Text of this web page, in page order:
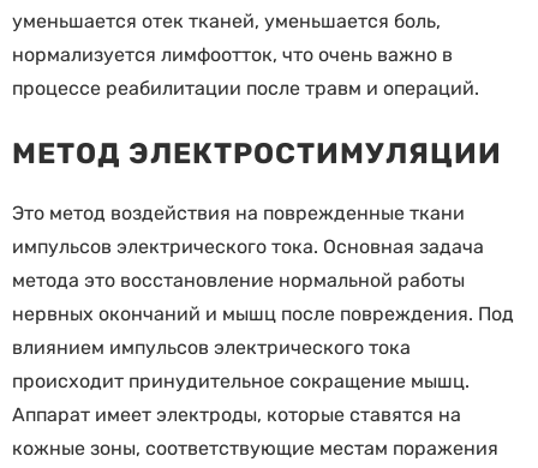
уменьшается отек тканей, уменьшается боль,
нормализуется лимфоотток, что очень важно в
процессе реабилитации после травм и операций.
МЕТОД ЭЛЕКТРОСТИМУЛЯЦИИ
Это метод воздействия на поврежденные ткани
импульсов электрического тока. Основная задача
метода это восстановление нормальной работы
нервных окончаний и мышц после повреждения. Под
влиянием импульсов электрического тока
происходит принудительное сокращение мышц.
Аппарат имеет электроды, которые ставятся на
кожные зоны, соответствующие местам поражения